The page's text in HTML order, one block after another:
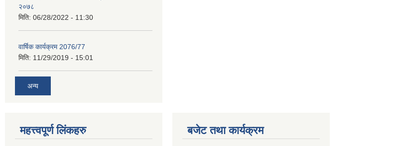
२०७८
मिति: 06/28/2022 - 11:30
वार्षिक कार्यक्रम 2076/77
मिति: 11/29/2019 - 15:01
अन्य
महत्त्वपूर्ण लिंकहरु बजेट तथा कार्यक्रम